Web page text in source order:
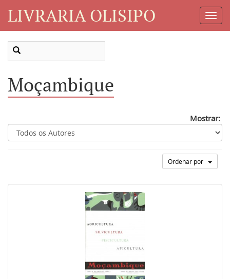
LIVRARIA OLISIPO
Moçambique
Mostrar:
Ordenar por